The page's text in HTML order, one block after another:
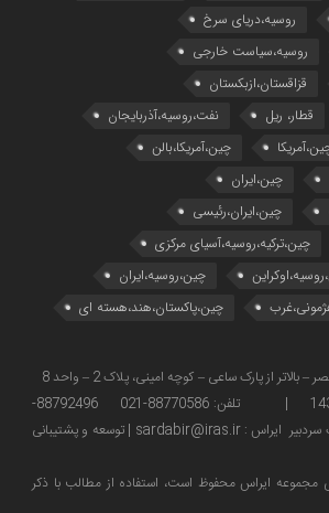
روسیه،دریای سرخ
روسیه،سیاست خارجی
قزاقستان،ازبکستان
قطار، ریل
نفت،روسیه،آذربایجان
چین،آمریکا،بالن
چین،ایران
چین،ایران،رئیسی
چین،ترکیه،روسیه،آسیای مرکزی
چین،روسیه،ایران
چین،پاکستان،هند،هسته ای
| کدپستی: 1434734368 | تلفن: 88770586-021 88792496-
توسعه و پشتیبانی
مجموعه ایراس محفوظ است، استفاده از مطالب با ذكر